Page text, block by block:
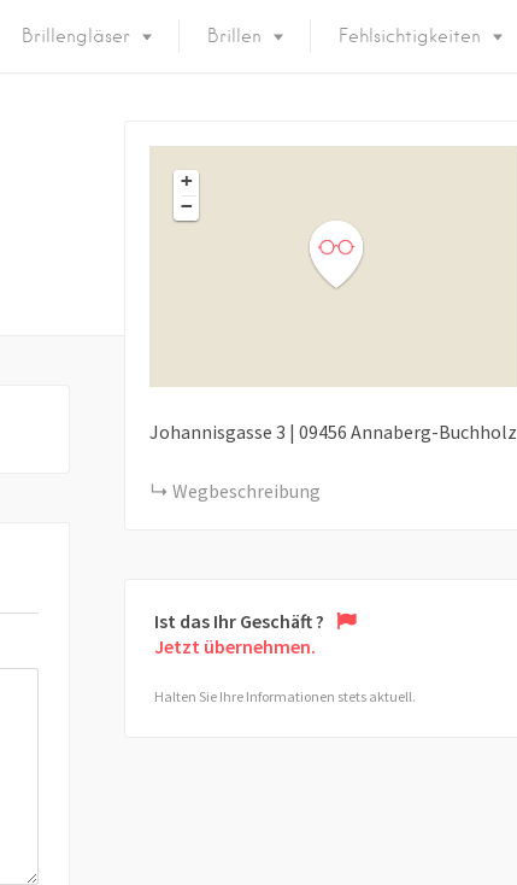
Brillengläser Brillen Fehlsichtigkeiten
+
−
Johannisgasse 3 | 09456 Annaberg-Buchholz
Wegbeschreibung
Ist das Ihr Geschäft ?
Jetzt übernehmen.
Halten Sie Ihre Informationen stets aktuell.